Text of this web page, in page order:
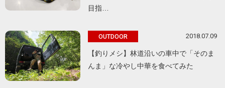
目指…
OUTDOOR 2018.07.09
【釣りメシ】林道沿いの車中で「そのま
んま」な冷やし中華を食べてみた